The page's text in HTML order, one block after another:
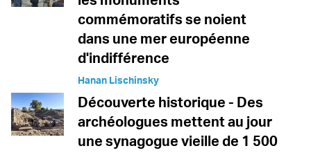
commémoratifs se noient
dans une mer européenne
d'indifférence
Hanan Lischinsky
Découverte historique - Des
archéologues mettent au jour
une synagogue vieille de 1 500